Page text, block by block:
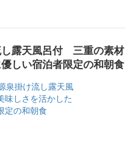
し露天風呂付 三重の素材
しい宿泊者限定の和朝食